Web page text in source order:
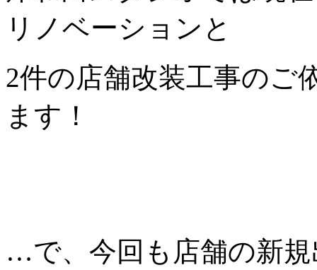
リノベーションと
2件の店舗改装工事のご
ます！
…で、今回も店舗の新